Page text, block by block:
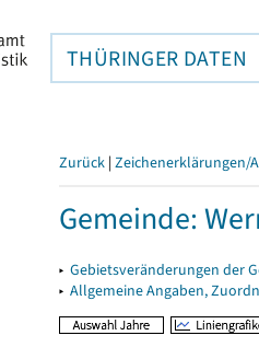
THÜRINGER DATEN
Zurück | Zeichenerklärungen/
Gemeinde:
▸ Gebietsveränderungen der
▸ Allgemeine Angaben,